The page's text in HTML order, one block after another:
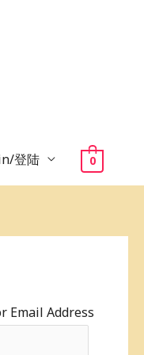
登陆 0
Email Address